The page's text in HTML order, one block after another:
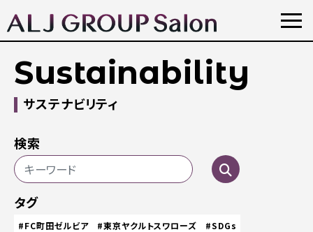
Sustainability
サステナビリティ
検索
タグ
#FC町田ゼルビア #東京ヤクルトスワローズ
#SDGs